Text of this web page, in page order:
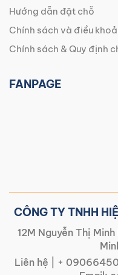
Hướng dẫn đặt chỗ
Chính sách và điều
Chính sách & Quy định
FANPAGE
CÔNG TY TNHH
12M Nguyễn Thị
Liên hệ |
+